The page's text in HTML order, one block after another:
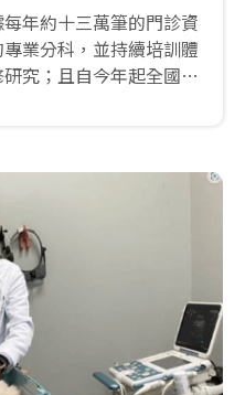
年約十三萬筆的門診資
業分科，並持續培訓體
究；且自今年起全國貓